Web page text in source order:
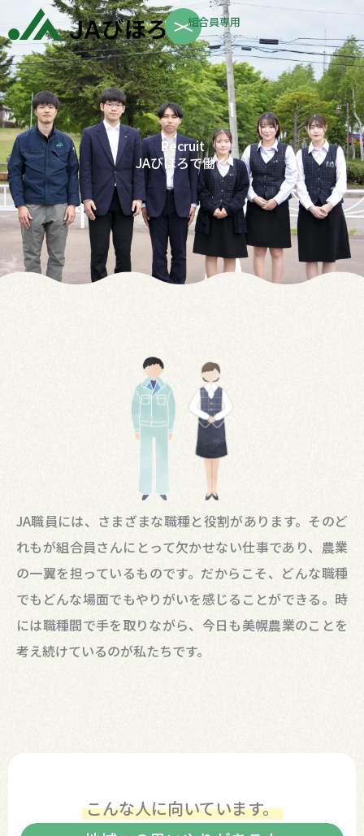
容
を
ス
キ
ッ
プ
Instagram
組合員専用
Recruit
JAびほろで働く
JA職員には、さまざまな職種と役割があります。そのど
れもが組合員さんにとって欠かせない仕事であり、農業
の一翼を担っているものです。だからこそ、どんな職種
でもどんな場面でもやりがいを感じることができる。時
には職種間で手を取りながら、今日も美幌農業のことを
考え続けているのが私たちです。
こんな人に向いています。